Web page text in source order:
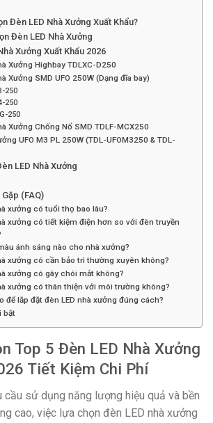
Đèn LED Nhà Xưởng Xuất Khẩu?
Đèn LED Nhà Xưởng
Xưởng Xuất Khẩu 2026
Xưởng Highbay TDLXC-D250
Xưởng SMD UFO 250W (Dạng đĩa bay)
250
250
250
Xưởng Chống Nổ SMD TDLF-MCX250
UFO M3 PL 250W (TDL-UFOM3250 & TDL-
LED Nhà Xưởng
(FAQ)
xưởng có tuổi thọ bao lâu?
xưởng có tiết kiệm điện hơn so với đèn truyền
ánh sáng nào cho nhà xưởng?
xưởng có cần bảo trì thường xuyên không?
xưởng có gây chói mắt không?
xưởng có thân thiện với môi trường không?
để lắp đặt đèn LED nhà xưởng đúng cách?
bật
Top 5 Đèn LED Nhà Xưởng
Tiết Kiệm Chi Phí
cầu sử dụng năng lượng hiệu quả và bền
cao, việc lựa chọn đèn LED nhà xưởng